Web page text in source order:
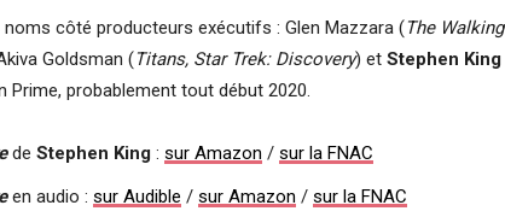
noms côté producteurs exécutifs : Glen Mazzara (The Walking
Goldsman (Titans, Star Trek: Discovery) et Stephen King
Prime, probablement tout début 2020.
de Stephen King : sur Amazon / sur la FNAC
en audio : sur Audible / sur Amazon / sur la FNAC